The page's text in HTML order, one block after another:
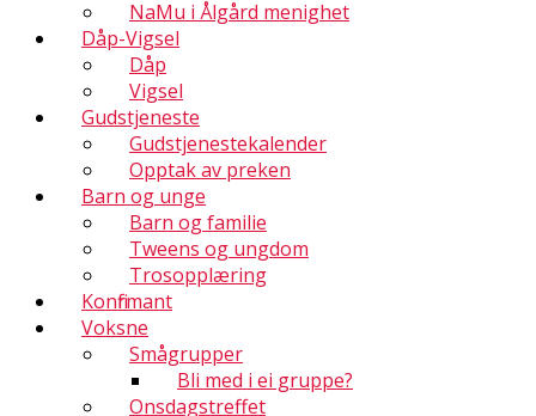
NaMu i Ålgård menighet
Dåp-Vigsel
Dåp
Vigsel
Gudstjeneste
Gudstjenestekalender
Opptak av preken
Barn og unge
Barn og familie
Tweens og ungdom
Trosopplæring
Konfirmant
Voksne
Smågrupper
Bli med i ei gruppe?
Onsdagstreffet